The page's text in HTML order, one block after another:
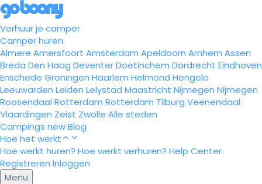
Verhuur je camper
Camper huren
Almere Amersfoort Amsterdam Apeldoorn Arnhem Assen
Breda Den Haag DeventerDoetinchem Dordrecht Eindhoven
Enschede Groningen Haarlem Helmond Hengelo
Leeuwarden Leiden Lelystad Maastricht Nijmegen Nijmegen
Roosendaal Rotterdam Rotterdam Tilburg Veenendaal
Vlaardingen Zeist Zwolle Alle steden
Campings newBlog
Hoe het werkt
Hoe werkt huren? Hoe werkt verhuren? Help Center
Registreren Inloggen
Menu